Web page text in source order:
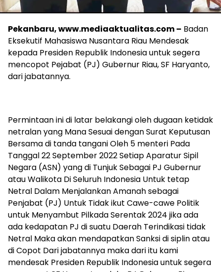
Pekanbaru, www.mediaaktualitas.com – Badan
Eksekutif Mahasiswa Nusantara Riau Mendesak
kepada Presiden Republik Indonesia untuk segera
mencopot Pejabat (PJ) Gubernur Riau, SF Haryanto,
dari jabatannya.
Permintaan ini di latar belakangi oleh dugaan ketidak
netralan yang Mana Sesuai dengan Surat Keputusan
Bersama di tanda tangani Oleh 5 menteri Pada
Tanggal 22 September 2022 Setiap Aparatur Sipil
Negara (ASN) yang di Tunjuk Sebagai PJ Gubernur
atau Walikota Di Seluruh Indonesia Untuk tetap
Netral Dalam Menjalankan Amanah sebagai
Penjabat (PJ) Untuk Tidak ikut Cawe-cawe Politik
untuk Menyambut Pilkada Serentak 2024 jika ada
ada kedapatan PJ di suatu Daerah Terindikasi tidak
Netral Maka akan mendapatkan Sanksi di siplin atau
di Copot Dari jabatannya maka dari itu kami
mendesak Presiden Republik Indonesia untuk segera